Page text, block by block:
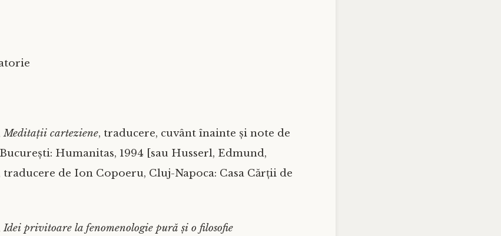
Meditații carteziene, traducere, cuvânt înainte și note de
Humanitas, 1994 [sau Husserl, Edmund,
traducere de Ion Copoeru, Cluj-Napoca: Casa Cărții de
Idei privitoare la fenomenologie pură și o filosofie